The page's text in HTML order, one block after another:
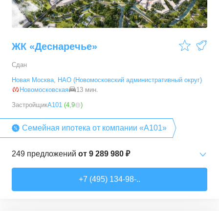
ЖК «Деснаречье»
Сдан
Новая Москва, НАО (Новомосковский административный округ)
Новомосковская
13 мин.
ЗастройщикА101 (4,9 )
Семейная ипотека от компании «А101»
249 предложений от 9 289 980 ₽
+7 (495) 134-98-..